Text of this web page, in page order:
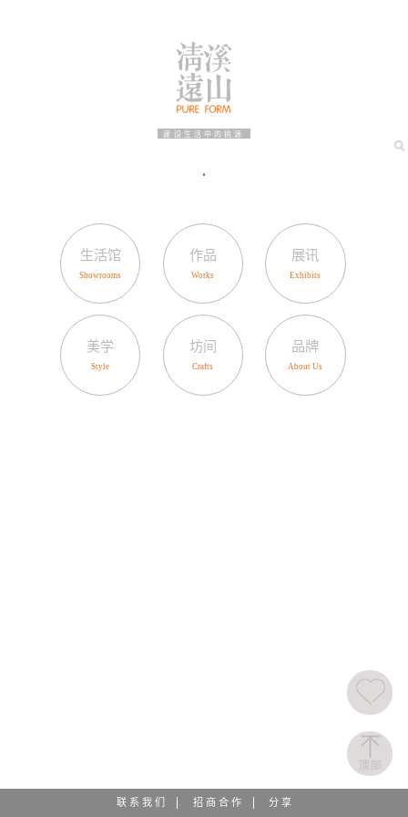
建设生活中的桃源
生活馆 作品 展讯
美学 坊间 品牌
联 系 我 们 招 商 合 作 分 享